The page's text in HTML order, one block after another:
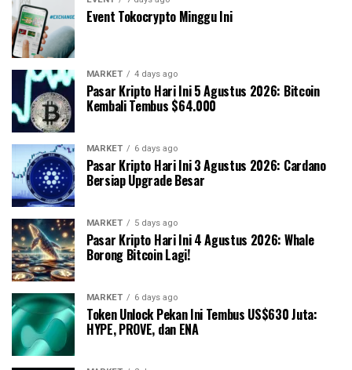
Event Tokocrypto Minggu Ini
MARKET 4 days ago
Pasar Kripto Hari Ini 5 Agustus 2026: Bitcoin
Kembali Tembus $64.000
MARKET 6 days ago
Pasar Kripto Hari Ini 3 Agustus 2026: Cardano
Bersiap Upgrade Besar
MARKET 5 days ago
Pasar Kripto Hari Ini 4 Agustus 2026: Whale
Borong Bitcoin Lagi!
MARKET 6 days ago
Token Unlock Pekan Ini Tembus US$630 Juta:
HYPE, PROVE, dan ENA